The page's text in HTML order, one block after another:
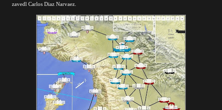
zavedl Carlos Diaz Narvaez.